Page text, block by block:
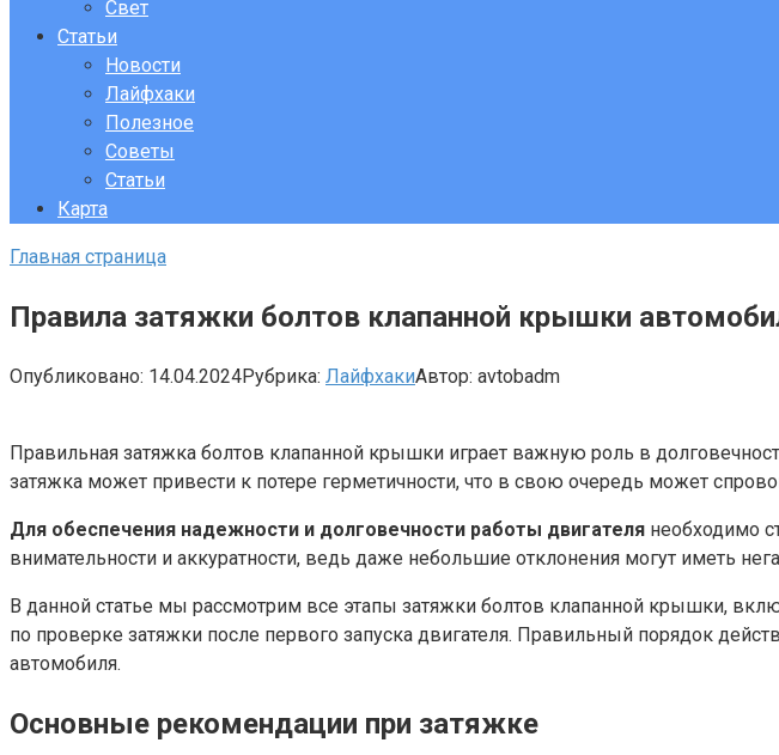
Свет
Статьи
Новости
Лайфхаки
Полезное
Советы
Статьи
Карта
Главная страница
Правила затяжки болтов клапанной крышки
Опубликовано: 14.04.2024Рубрика: ЛайфхакиАвтор: avtobadm
Правильная затяжка болтов клапанной крышки играет важную роль в
затяжка может привести к потере герметичности, что в свою очередь может
Для обеспечения надежности и долговечности работы двигателя необходимо
внимательности и аккуратности, ведь даже небольшие отклонения могут иметь
В данной статье мы рассмотрим все этапы затяжки болтов клапанной крышки,
по проверке затяжки после первого запуска двигателя. Правильный порядок
автомобиля.
Основные рекомендации при затяжке